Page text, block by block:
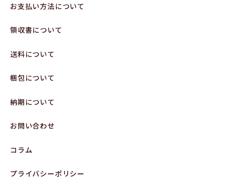
お支払い方法について
領収書について
送料について
梱包について
納期について
お問い合わせ
コラム
プライバシーポリシー